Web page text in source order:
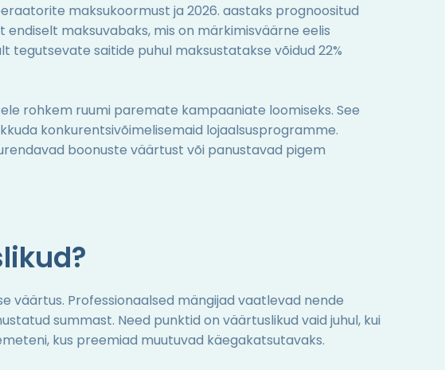
maksukoormust ja 2026. aastaks prognoositud
maksuvabaks, mis on märkimisväärne eelis
tegutsevate saitide puhul maksustatakse võidud 22%
rohkem ruumi paremate kampaaniate loomiseks. See
konkurentsivõimelisemaid lojaalsusprogramme.
boonuste väärtust või panustavad pigem
väärtus. Professionaalsed mängijad vaatlevad nende
summast. Need punktid on väärtuslikud vaid juhul, kui
kus preemiad muutuvad käegakatsutavaks.